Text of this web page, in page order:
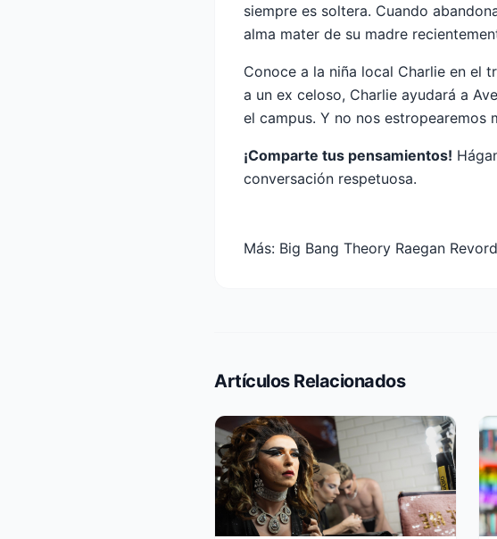
siempre es soltera. Cuando
alma mater de su madre
Conoce a la niña local Charlie en el
a un ex celoso, Charlie ayudará a
el campus. Y no nos estropearemos
¡Comparte tus pensamientos!
conversación respetuosa.
Más: Big Bang Theory Raegan
Artículos Relacionados